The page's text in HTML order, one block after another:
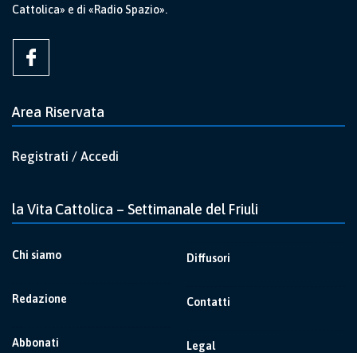
Cattolica» e di «Radio Spazio».
Area Riservata
Registrati / Accedi
la Vita Cattolica – Settimanale del Friuli
Chi siamo
Redazione
Abbonati
Diffusori
Contatti
Legal